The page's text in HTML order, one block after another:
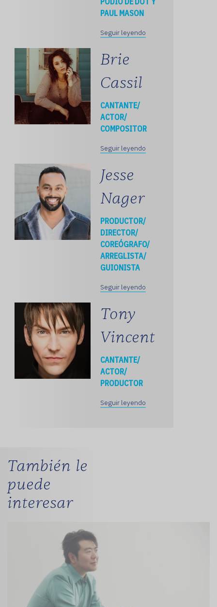
PAUL MASON
Seguir leyendo
Brie
Cassil
CANTANTE/
ACTOR/
COMPOSITOR
Seguir leyendo
Jesse
Nager
PRODUCTOR/
DIRECTOR/
COREÓGRAFO/
ARREGLISTA/
GUIONISTA
Seguir leyendo
Tony
Vincent
CANTANTE/
ACTOR/
PRODUCTOR
Seguir leyendo
También le
puede
interesar